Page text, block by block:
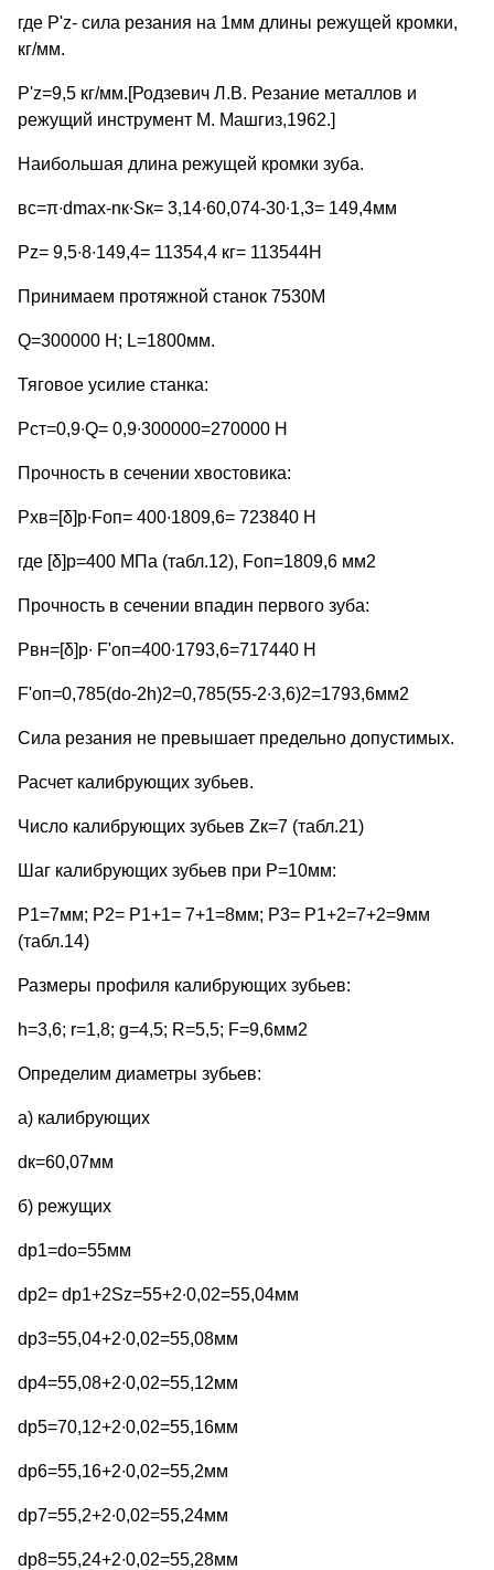
где P'z- сила резания на 1мм длины режущей кромки,
кг/мм.
P'z=9,5 кг/мм.[Родзевич Л.В. Резание металлов и
режущий инструмент М. Машгиз,1962.]
Наибольшая длина режущей кромки зуба.
вс=π∙dmax-nк∙Sк= 3,14∙60,074-30∙1,3= 149,4мм
Pz= 9,5∙8∙149,4= 11354,4 кг= 113544Н
Принимаем протяжной станок 7530М
Q=300000 Н; L=1800мм.
Тяговое усилие станка:
Рст=0,9∙Q= 0,9∙300000=270000 Н
Прочность в сечении хвостовика:
Рхв=[δ]р∙Fоп= 400∙1809,6= 723840 Н
где [δ]р=400 МПа (табл.12), Fоп=1809,6 мм2
Прочность в сечении впадин первого зуба:
Рвн=[δ]р∙ F'оп=400∙1793,6=717440 Н
F'оп=0,785(do-2h)2=0,785(55-2∙3,6)2=1793,6мм2
Сила резания не превышает предельно допустимых.
Расчет калибрующих зубьев.
Число калибрующих зубьев Zк=7 (табл.21)
Шаг калибрующих зубьев при Р=10мм:
Р1=7мм; Р2= Р1+1= 7+1=8мм; Р3= Р1+2=7+2=9мм
(табл.14)
Размеры профиля калибрующих зубьев:
h=3,6; r=1,8; g=4,5; R=5,5; F=9,6мм2
Определим диаметры зубьев:
а) калибрующих
dк=60,07мм
б) режущих
dp1=do=55мм
dp2= dp1+2Sz=55+2∙0,02=55,04мм
dp3=55,04+2∙0,02=55,08мм
dp4=55,08+2∙0,02=55,12мм
dp5=70,12+2∙0,02=55,16мм
dp6=55,16+2∙0,02=55,2мм
dp7=55,2+2∙0,02=55,24мм
dp8=55,24+2∙0,02=55,28мм